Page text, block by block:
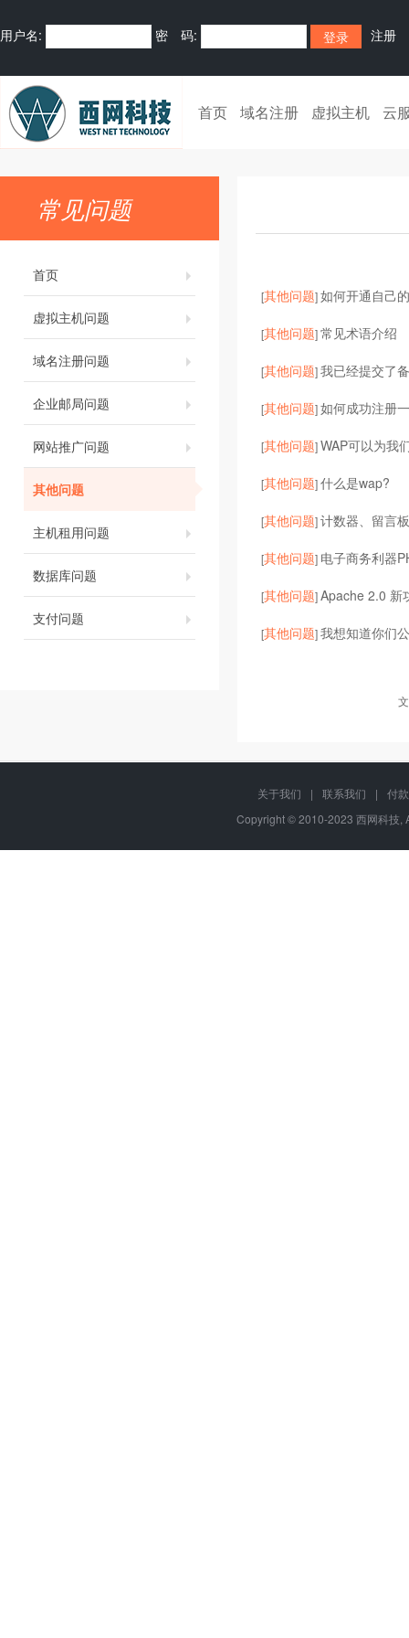
用户名: 密 码: 注册
首页 域名注册 虚拟主机 云
常见问题
首页
虚拟主机问题
域名注册问题
企业邮局问题
网站推广问题
其他问题
主机租用问题
数据库问题
支付问题
[其他问题]如何开通自己
[其他问题]常见术语介绍
[其他问题]我已经提交了
[其他问题]如何成功注册
[其他问题]WAP可以为我
[其他问题]什么是wap?
[其他问题]计数器、留言
[其他问题] 电子商务利器
[其他问题]Apache 2.0 新
[其他问题]我想知道你们
关于我们 | 联系我们 |
付
Copyright © 2010-2023 西网科技